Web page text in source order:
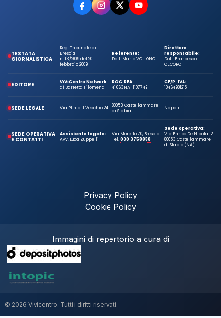
TESTATA
GIORNALISTICA
Reg. Tribunale di
Brescia
n. 13/2009 del 20
febbraio 2009
Referente:
Dott. Mario VOLLONO
Direttore
responsabile:
Dott. Francesco
CECORO
EDITORE
ViViCentro Network
di Barretta Filomena
ROC:
41663
REA:
NA-1107749
CF/P. IVA:
10464981215
SEDE LEGALE Via Plinio Il Vecchio 24
80053 Castellammare
di Stabia
Napoli
SEDE OPERATIVA
E CONTATTI
Assistente legale:
Avv. Luca Zuppelli
Via Moretto 70, Brescia
Tel.030 3758858
Sede operativa:
Via Enrico De Nicola 12
80053 Castellammare
di Stabia (NA)
Privacy Policy
Cookie Policy
Immagini di repertorio a cura di
© 2026 Vivicentro. Tutti i diritti riservati.